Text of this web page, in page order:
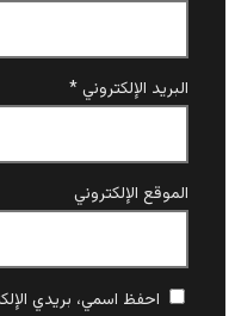
البريد الإلكتروني*
الموقع الإلكتروني
احفظ اسمي، بريدي